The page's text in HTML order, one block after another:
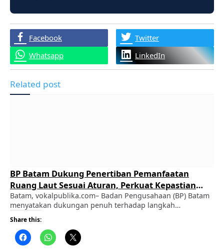
Facebook
Twitter
Whatsapp
LinkedIn
Related post
BP Batam Dukung Penertiban Pemanfaatan
Ruang Laut Sesuai Aturan, Perkuat Kepastian
Hukum dan Investasi
Batam, vokalpublika.com– Badan Pengusahaan (BP) Batam
menyatakan dukungan penuh terhadap langkah
Pemerintah Republik Indonesia melalui Menteri Agraria
dan Tata Ruang/Kepala Badan Pertanahan Nasional
(ATR/BPN) dalam memperkuat penataan administrasi
pertanahan serta pemanfaatan ruang laut sesuai ketentuan
Share this: